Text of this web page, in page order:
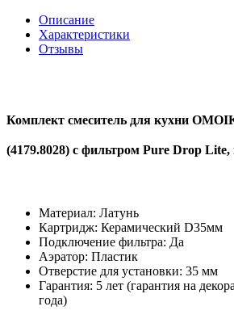
Описание
Характеристики
Отзывы
Комплект смеситель для кухни
(4179.8028) с фильтром Pure Drop Lite,
Материал: Латунь
Картридж: Керамический D35мм
Подключение фильтра: Да
Аэратор: Пластик
Отверстие для установки: 35 мм
Гарантия: 5 лет (гарантия на
года)